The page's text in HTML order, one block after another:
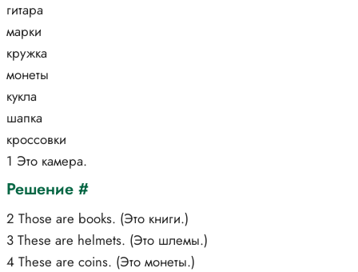
гитара
марки
кружка
монеты
кукла
шапка
кроссовки
1 Это камера.
Решение #
2 Those are books. (Это книги.)
3 These are helmets. (Это шлемы.)
4 These are coins. (Это монеты.)